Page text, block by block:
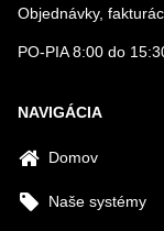
Objednávky,
PO-PIA 8:00 do
NAVIGÁCIA
Domov
Naše systémy